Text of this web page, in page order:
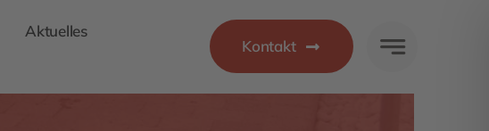
Aktuelles
Kontakt